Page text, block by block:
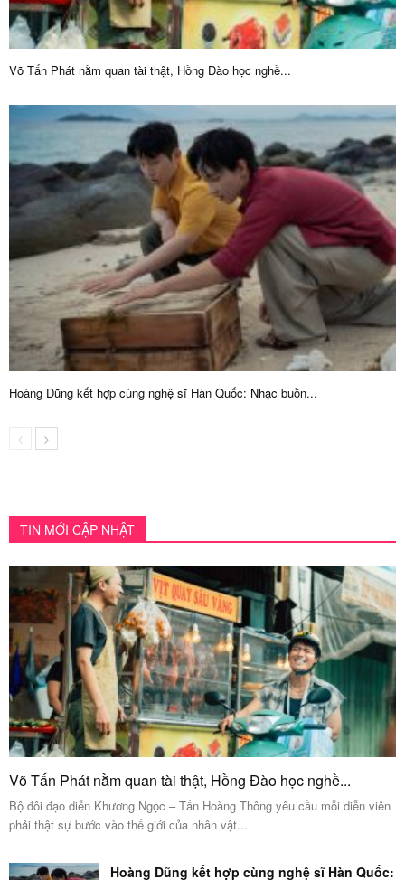
Võ Tấn Phát nằm quan tài thật, Hồng Đào học nghề...
Hoàng Dũng kết hợp cùng nghệ sĩ Hàn Quốc: Nhạc buồn...
TIN MỚI CẬP NHẬT
Võ Tấn Phát nằm quan tài thật, Hồng Đào học nghề...
Bộ đôi đạo diễn Khương Ngọc – Tấn Hoàng Thông yêu cầu mỗi diễn viên
phải thật sự bước vào thế giới của nhân vật...
Hoàng Dũng kết hợp cùng nghệ sĩ Hàn Quốc: